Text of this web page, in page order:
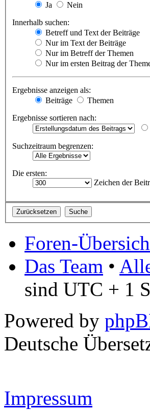
Ja
Nein
Innerhalb suchen:
Betreff und Text der Beiträge
Nur im Text der Beiträge
Nur im Betreff der Themen
Nur im ersten Beitrag der
Ergebnisse anzeigen als:
Beiträge
Themen
Ergebnisse sortieren nach:
Suchzeitraum begrenzen:
Die ersten:
Zeichen der
Foren-
Das Team •
sind UTC + 1
Powered by
Deutsche
Impressum